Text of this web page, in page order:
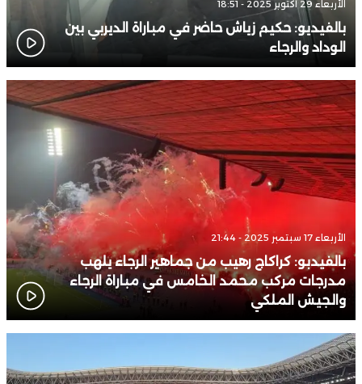
الأربعاء 29 أكتوبر 2025 - 18:51
بالفيديو: حكيم زياش حاضر في مباراة الديربي بين
الوداد والرجاء
الأربعاء 17 سبتمبر 2025 - 21:44
بالفيدبو: كراكاج رهيب من جماهير الرجاء يلهب
مدرجات مركب محمد الخامس في مباراة الرجاء
والجيش الملكي